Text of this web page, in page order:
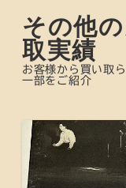
その他
取実績
お客様から買い取
一部をご紹介